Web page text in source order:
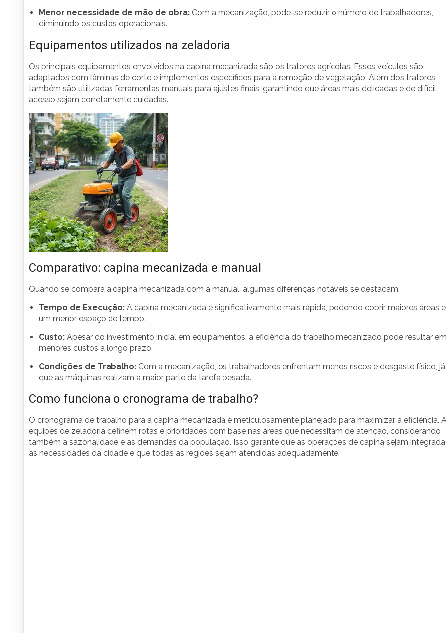
Menor necessidade de mão de obra: Com a mecanização, pode-se reduzir o número de trabalhadores,
diminuindo os custos operacionais.
Equipamentos utilizados na zeladoria
Os principais equipamentos envolvidos na capina mecanizada são os tratores agrícolas. Esses veículos são
adaptados com lâminas de corte e implementos específicos para a remoção de vegetação. Além dos tratores,
também são utilizadas ferramentas manuais para ajustes finais, garantindo que áreas mais delicadas e de difícil
acesso sejam corretamente cuidadas.
Comparativo: capina mecanizada e manual
Quando se compara a capina mecanizada com a manual, algumas diferenças notáveis se destacam:
Tempo de Execução: A capina mecanizada é significativamente mais rápida, podendo cobrir maiores áreas
um menor espaço de tempo.
Custo: Apesar do investimento inicial em equipamentos, a eficiência do trabalho mecanizado pode resultar em
menores custos a longo prazo.
Condições de Trabalho: Com a mecanização, os trabalhadores enfrentam menos riscos e desgaste físico, já
que as máquinas realizam a maior parte da tarefa pesada.
Como funciona o cronograma de trabalho?
O cronograma de trabalho para a capina mecanizada é meticulosamente planejado para maximizar a eficiência.
equipes de zeladoria definem rotas e prioridades com base nas áreas que necessitam de atenção, considerando
também a sazonalidade e as demandas da população. Isso garante que as operações de capina sejam
às necessidades da cidade e que todas as regiões sejam atendidas adequadamente.